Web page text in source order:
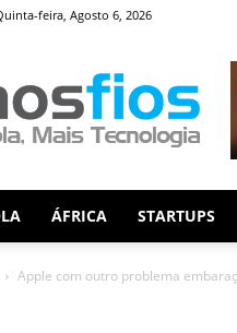
feira, Agosto 6, 2026
Fios
ÁFRICA STARTUPS
Apple com outro problema